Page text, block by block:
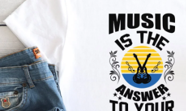
Oblečení
Přihlášení